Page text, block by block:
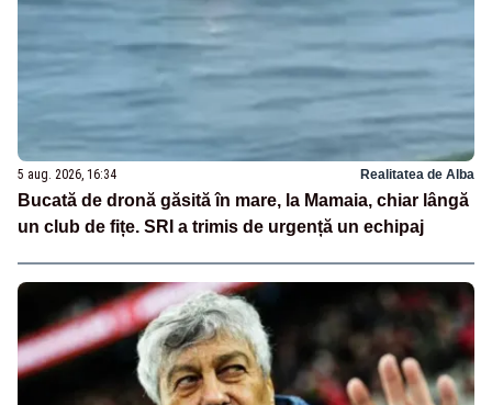
5 aug. 2026, 16:34 Realitatea de Alba
Bucată de dronă găsită în mare, la Mamaia, chiar lângă
un club de fițe. SRI a trimis de urgență un echipaj